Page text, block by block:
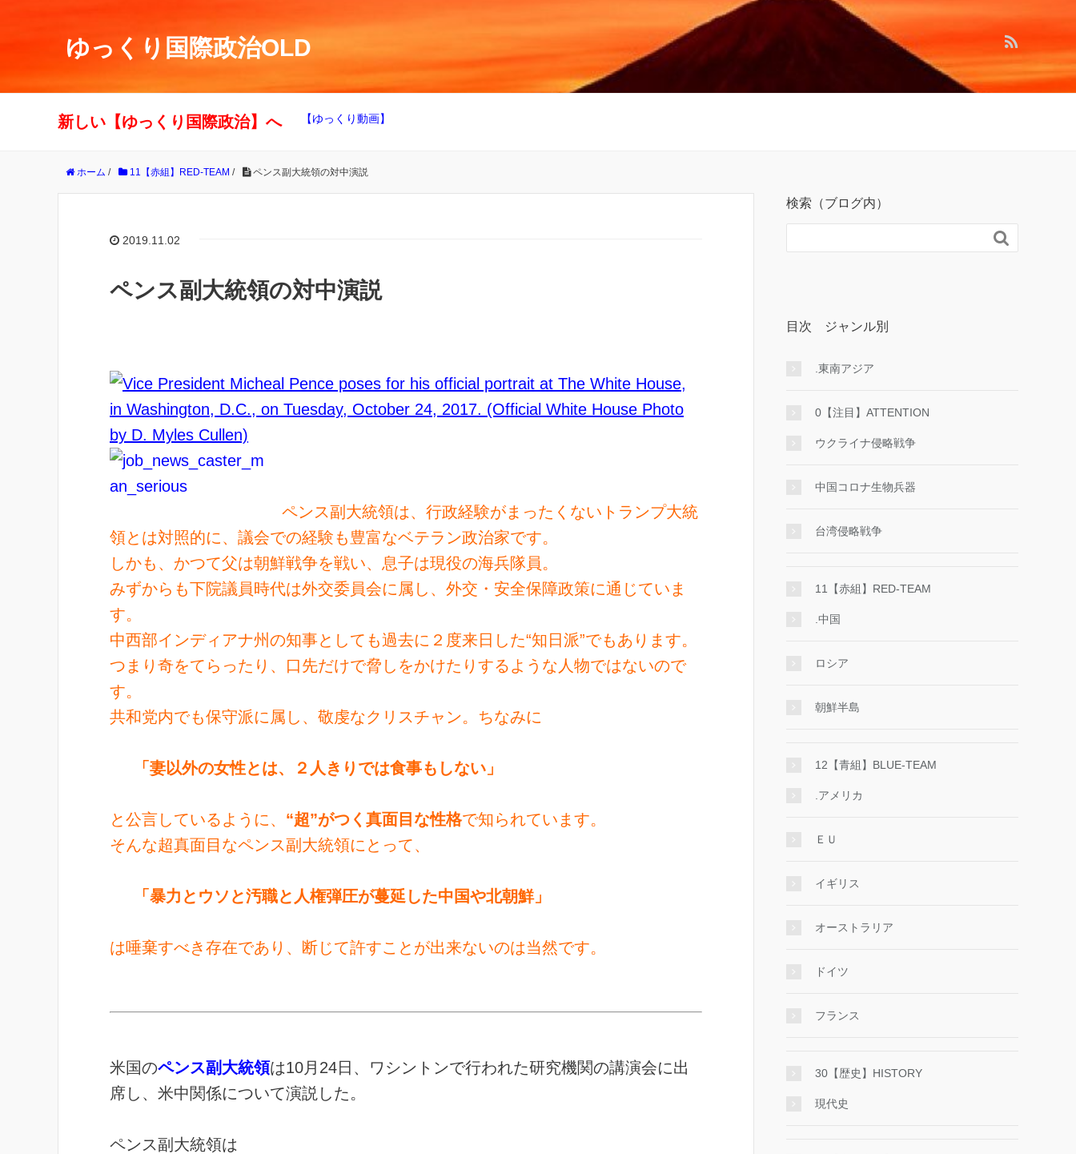
ゆっくり国際政治OLD
新しい【ゆっくり国際政治】へ 【ゆっくり動画】
ホーム / 11【赤組】RED-TEAM / ペンス副大統領の対中演説
2019.11.02
ペンス副大統領の対中演説
ペンス副大統領は、行政経験がまったくないトランプ大統
領とは対照的に、議会での経験も豊富なベテラン政治家です。
しかも、かつて父は朝鮮戦争を戦い、息子は現役の海兵隊員。
みずからも下院議員時代は外交委員会に属し、外交・安全保障政策に通じていま
す。
中西部インディアナ州の知事としても過去に２度来日した“知日派”でもあります。
つまり奇をてらったり、口先だけで脅しをかけたりするような人物ではないので
す。
共和党内でも保守派に属し、敬虔なクリスチャン。 ちなみに
「妻以外の女性とは、２人きりでは食事もしない」
と公言しているように、 “超”がつく真面目な性格で知られています。
そんな超真面目なペンス副大統領にとって、
「暴力とウソと汚職と人権弾圧が蔓延した中国や北朝鮮」
は唾棄すべき存在であり、断じて許すことが出来ないのは当然です。
米国のペンス副大統領は10月24日、ワシントンで行われた研究機関の講演会に出
席し、米中関係について演説した。
ペンス副大統領は
検索（ブログ内）

目次 ジャンル別
.東南アジア
0【注目】ATTENTION
ウクライナ侵略戦争
中国コロナ生物兵器
台湾侵略戦争
11【赤組】RED-TEAM
.中国
ロシア
朝鮮半島
12【青組】BLUE-TEAM
.アメリカ
ＥＵ
イギリス
オーストラリア
ドイツ
フランス
30【歴史】HISTORY
現代史